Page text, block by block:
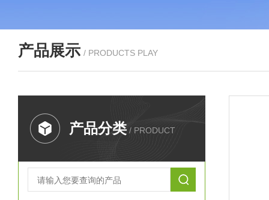
产品展示 / PRODUCTS PLAY
产品分类 / PRODUCT